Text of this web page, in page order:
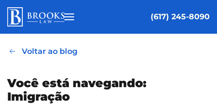
Pular para o conteúdo principal
(617) 245-8090
Voltar ao blog
Você está navegando:
Imigração